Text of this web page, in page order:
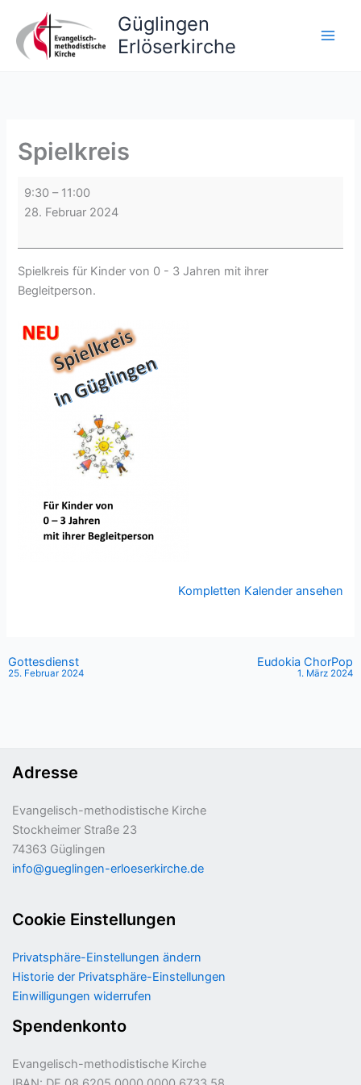
Inhalt
springen
Güglingen
Erlöserkirche
Spielkreis
Spielkreis
9:30 – 11:00
28. Februar 2024
Spielkreis für Kinder von 0 - 3 Jahren mit ihrer
Begleitperson.
Kompletten Kalender ansehen
Gottesdienst
25. Februar 2024
Eudokia ChorPop
1. März 2024
Adresse
Evangelisch-methodistische Kirche
Stockheimer Straße 23
74363 Güglingen
info@gueglingen-erloeserkirche.de
Cookie Einstellungen
Privatsphäre-Einstellungen ändern
Historie der Privatsphäre-Einstellungen
Einwilligungen widerrufen
Spendenkonto
Evangelisch-methodistische Kirche